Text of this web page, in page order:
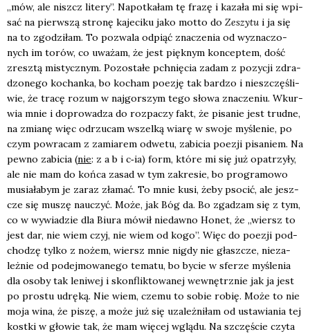
„mów, ale niszcz lite­ry”. Napo­tka­łam tę fra­zę i kaza­ła mi się wpi­
sać na pierw­szą stro­nę kaje­ci­ku jako mot­to do Zeszy­tui ja się
na to zgo­dzi­łam. To pozwa­la odpiąć zna­cze­nia od wyzna­czo­
nych im torów, co uwa­żam, że jest pięk­nym kon­cep­tem, dość
zresz­tą mistycz­nym. Pozo­sta­łe pchnię­cia zadam z pozy­cji zdra­
dzo­ne­go kochan­ka, bo kocham poezję tak bar­dzo i nie­szczę­śli­
wie, że tra­cę rozum w naj­gor­szym tego sło­wa zna­cze­niu. Wkur­
wia mnie i dopro­wa­dza do roz­pa­czy fakt, że pisa­nie jest trud­ne,
na zmia­nę więc odrzu­cam wszel­ką wia­rę w swo­je myśle­nie, po
czym powra­cam z zamia­rem odwe­tu, zabi­cia poezji pisa­niem. Na
pew­no zabi­cia (nie: z a b i c‑ia) form, któ­re mi się już opa­trzy­ły,
ale nie mam do koń­ca zasad w tym zakre­sie, bo pro­gra­mo­wo
musia­ła­bym je zaraz zła­mać. To mnie kusi, żeby pso­cić, ale jesz­
cze się muszę nauczyć. Może, jak Bóg da. Bo zga­dzam się z tym,
co w wywia­dzie dla Biu­ra mówił nie­daw­no Honet, że „wiersz to
jest dar, nie wiem czyj, nie wiem od kogo”. Więc do poezji pod­
cho­dzę tyl­ko z nożem, wiersz mnie nigdy nie głasz­cze, nie­za­
leż­nie od podej­mo­wa­ne­go tema­tu, bo bycie w sfe­rze myśle­nia
dla oso­by tak leni­wej i skon­flik­to­wa­nej wewnętrz­nie jak ja jest
po pro­stu udrę­ką. Nie wiem, cze­mu to sobie robię. Może to nie
moja wina, że piszę, a może już się uza­leż­ni­łam od usta­wia­nia tej
kost­ki w gło­wie tak, że mam wię­cej wglą­du. Na szczę­ście czy­ta